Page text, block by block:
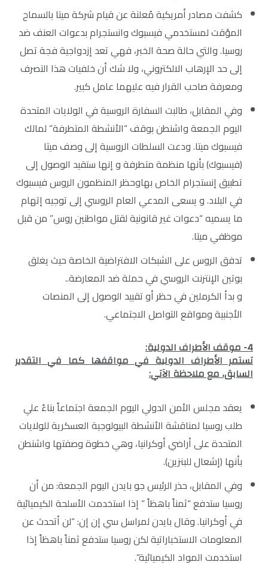
كشفت مصادر أمريكية مُعلنة عن قيام شركة ميتا بالسماح
المؤقت لمستخدمي فيسبوك وانستجرام بدعوات العنف ضد
روسيا. والتي حالة صحة الخبر، فهي تعد إزدواجية فجة تصل
إلى حد الإرهاب الالكتروني، ولا شك أن خلفيات هذا التصرف
ومعرفة صاحب القرار فيه عليهما عامل كبير.
وفي المقابل، طالبت السفارة الروسية في الولايات المتحدة
اليوم الجمعة واشنطن بوقف “الأنشطة المتطرفة” لمالك
فيسبوك ميتا. ودعت السلطات الروسية إلى وصف ميتا
(فيسبوك) بأنها منظمة متطرفة و إنها ستقيد الوصول إلى
تطبيق إنستجرام الخاص بهاوحظر المنظمون الروس فيسبوك
في البلاد. و يسعى المدعي العام الروسي إلى توجيه إتهام
ما يسميه “دعوات غير قانونية لقتل مواطنين روس” من قبل
موظفي ميتا.
تدفق الروس على الشبكات الافتراضية الخاصة حيث يغلق
بوتين الإنترنت الروسي في حملة ضد المعارضة..
و بدأ الكرملين في حظر أو تقييد الوصول إلى المنصات
الأجنبية ومواقع التواصل الاجتماعي.
4- موقف الأطراف الدولية:
تستمر الأطراف الدولية في مواقفها كما في التقدير
السابق، مع ملاحظة الآتي:
يعقد مجلس الأمن الدولي اليوم الجمعة اجتماعاً بناءً علي
طلب روسيا لمناقشة الأنشطة البيولوجية العسكرية للولايات
المتحدة على أراضي أوكرانيا، وهي خطوة وصفتها واشنطن
بأنها (إشعال للبنزين).
وفي المقابل، حذر الرئيس جو بايدن اليوم الجمعة: من أن
روسيا ستدفع “ثمناً باهظاً ” إذا استخدمت الأسلحة الكيميائية
في أوكرانيا. وقال بايدن لمراسل سي إن إن: “لن أتحدث عن
المعلومات الاستخباراتية لكن روسيا ستدفع ثمناً باهظاً إذا
استخدمت المواد الكيميائية”.